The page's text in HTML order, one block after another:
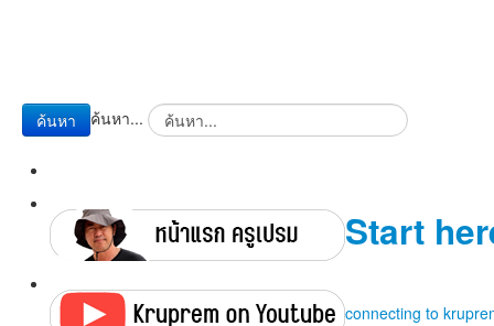
ค้นหา ค้นหา...
Start
connecting to